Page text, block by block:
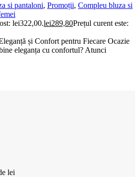
si pantaloni, Promoții, Compleu bluza si
lei322,00.lei289,80Prețul curent este:
și Confort pentru Fiecare Ocazie
eleganța cu confortul? Atunci
lei